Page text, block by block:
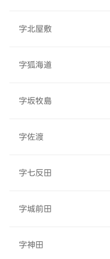
字北屋敷
字狐海道
字坂牧島
字佐渡
字七反田
字城前田
字神田